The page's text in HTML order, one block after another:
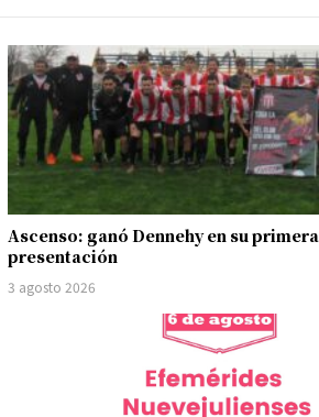
Ascenso: ganó Dennehy en su primera
presentación
3 agosto 2026